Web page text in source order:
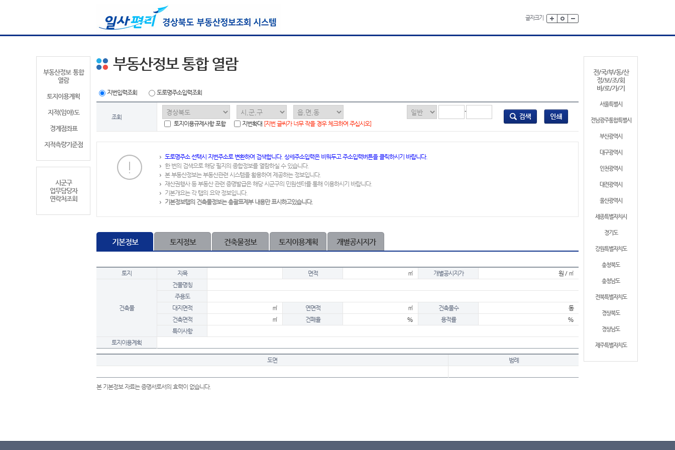
글자크기
부동산정보 통합
열람
토지이용계획
지적(임야)도
경계점좌표
지적측량기준점
시군구
업무담당자
연락처조회
전/국/부/동/산
정/보/조/회
바/로/가/기
서울특별시
전남광주통합특별시
부산광역시
대구광역시
인천광역시
대전광역시
울산광역시
세종특별자치시
경기도
강원특별자치도
충청북도
충청남도
전북특별자치도
경상북도
경상남도
제주특별자치도
부동산정보 통합 열람
지번입력조회 도로명주소입력조회
조회
-
토지이용규제사항 포함
지번확대 [지번 글씨가 너무 작을 경우 체크하여 주십시오]
도로명주소 선택시 지번주소로 변환하여 검색합니다. 상세주소입력은 비워두고 주소입력버튼을 클릭하시기 바랍니다.
한 번의 검색으로 해당 필지의 종합정보를 열람하실 수 있습니다.
본 부동산정보는 부동산관련 시스템을 활용하여 제공하는 정보입니다.
재산권행사 등 부동산 관련 증명발급은 해당 시군구의 민원센터를 통해 이용하시기 바랍니다.
기본개요는 각 탭의 요약 정보입니다.
기본정보탭의 건축물정보는 총괄표제부 내용만 표시하고있습니다.
기본정보 토지정보 건축물정보 토지이용계획 개별공시지가
토지 지목 면적 ㎡ 개별공시지가 원 / ㎡
건축물
건물명칭
주용도
대지면적
㎡ 연면적 ㎡ 건축물수
동
건축면적
㎡ 건폐율 % 용적률
%
특이사항
토지이용계획
도면 범례
본 기본정보 자료는 증명서로서의 효력이 없습니다.